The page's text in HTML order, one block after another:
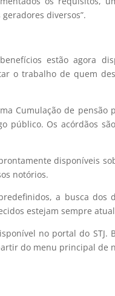
diversos”.
estão agora
o trabalho de quem
Cumulação de pensão
público. Os acórdãos
disponíveis
notórios.
a busca dos
estejam sempre
no portal do STJ.
do menu principal de